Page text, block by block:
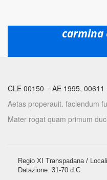
carmina
https://
CLE 00150 = AE 1995, 00611
Aetas properauit. faciendum
Mater rogat quam primum
Regio XI Transpadana /
Datazione: 31-70 d.C.